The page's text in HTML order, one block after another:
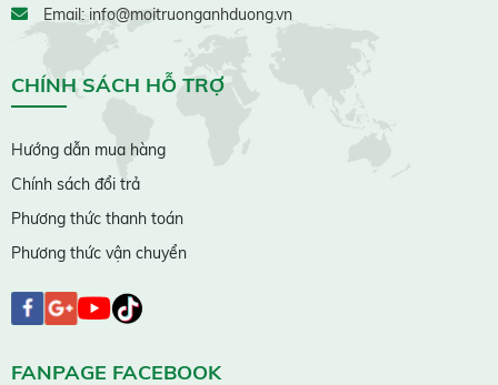
Email: info@moitruonganhduong.vn
CHÍNH SÁCH HỖ TRỢ
Hướng dẫn mua hàng
Chính sách đổi trả
Phương thức thanh toán
Phương thức vận chuyển
FANPAGE FACEBOOK